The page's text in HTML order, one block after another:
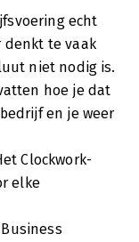
echt
denkt te vaak
niet nodig is.
hoe je dat
en je weer
Clockwork-
elke